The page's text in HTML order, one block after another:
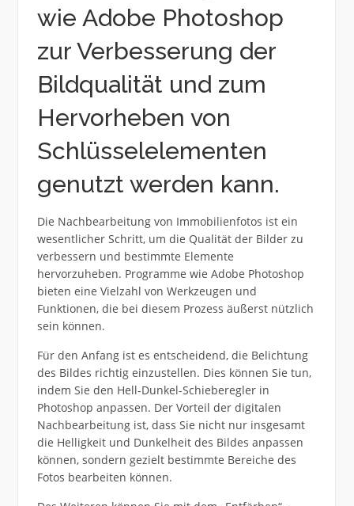
wie Adobe Photoshop
zur Verbesserung der
Bildqualität und zum
Hervorheben von
Schlüsselelementen
genutzt werden kann.
Die Nachbearbeitung von Immobilienfotos ist ein
wesentlicher Schritt, um die Qualität der Bilder zu
verbessern und bestimmte Elemente
hervorzuheben. Programme wie Adobe Photoshop
bieten eine Vielzahl von Werkzeugen und
Funktionen, die bei diesem Prozess äußerst nützlich
sein können.
Für den Anfang ist es entscheidend, die Belichtung
des Bildes richtig einzustellen. Dies können Sie tun,
indem Sie den Hell-Dunkel-Schieberegler in
Photoshop anpassen. Der Vorteil der digitalen
Nachbearbeitung ist, dass Sie nicht nur insgesamt
die Helligkeit und Dunkelheit des Bildes anpassen
können, sondern gezielt bestimmte Bereiche des
Fotos bearbeiten können.